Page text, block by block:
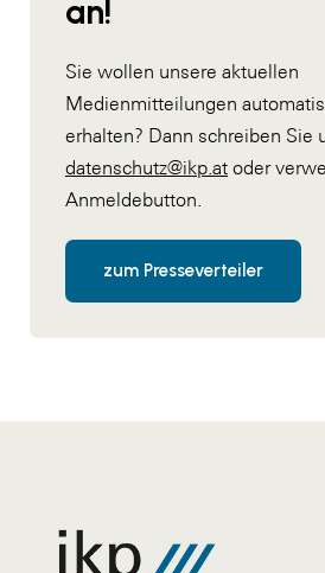
an!
Sie wollen unsere aktuellen
Medienmitteilungen
erhalten? Dann schreiben Sie
datenschutz@ikp.at oder
Anmeldebutton.
zum Presseverteiler